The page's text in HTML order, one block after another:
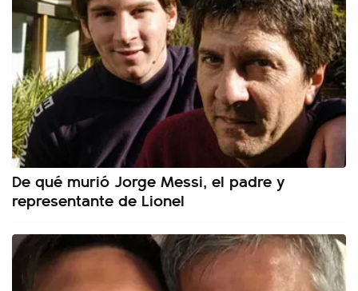
De qué murió Jorge Messi, el padre y
representante de Lionel